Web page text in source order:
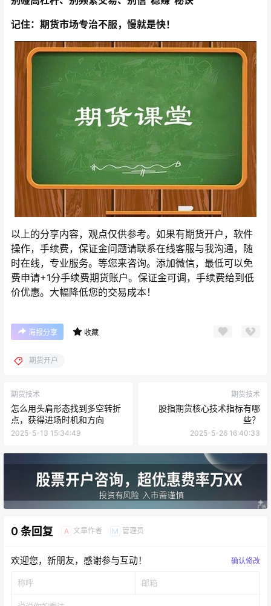
记住：期货市场专治不服，慢就是快！
以上的分享内容，观点仅供参考。如果有期货开户，软件
操作，手续费，保证金问题请联系在线客服与我沟通，随
时在线，专业服务。等您来咨询。添加微信，最低可以免
费申请+1分手续费期货账户。保证金可调，手续费给到低
价优惠。大幅降低您的交易成本！
海报分享 收藏
期货开户
期货技术
怎么用头肩形态找到多空转折
点，获得进场时机和方向
2025-5-13 15:34:49
期货技术
股指期货核心技术指标有哪
些？
2025-5-26 16:40:33
0 条回复 A 文章作者 M 管理员
欢迎您，新朋友，感谢参与互动！ 确认修改